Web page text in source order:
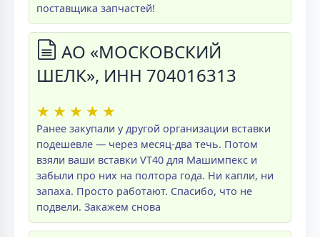
поставщика запчастей!
АО «МОСКОВСКИЙ
ШЕЛК», ИНН 704016313
★ ★ ★ ★ ★
Ранее закупали у другой организации вставки
подешевле — через месяц-два течь. Потом
взяли ваши вставки VT40 для Машимпекс и
забыли про них на полтора года. Ни капли, ни
запаха. Просто работают. Спасибо, что не
подвели. Закажем снова